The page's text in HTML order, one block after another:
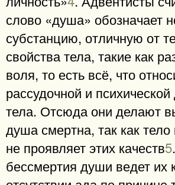
слово «душа» обозначает
субстанцию, отличную от
свойства тела, такие как
воля, то есть всё, что
рассудочной и
тела. Отсюда они делают
душа смертна, так как
не проявляет этих качеств5
бессмертия души ведет их